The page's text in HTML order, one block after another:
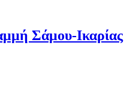
Σάμου-Ικαρίας